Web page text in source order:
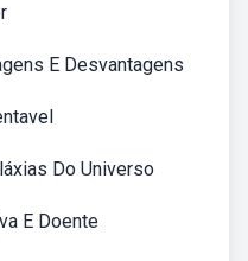
E Desvantagens
Do Universo
E Doente